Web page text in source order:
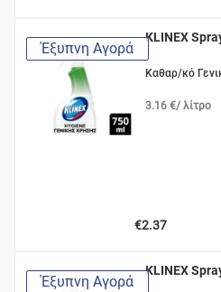
Έξυπνη Αγορά
KLINEX
Καθαρ/κό
3.16 €/ λίτρο
€2.37
Έξυπνη Αγορά
KLINEX